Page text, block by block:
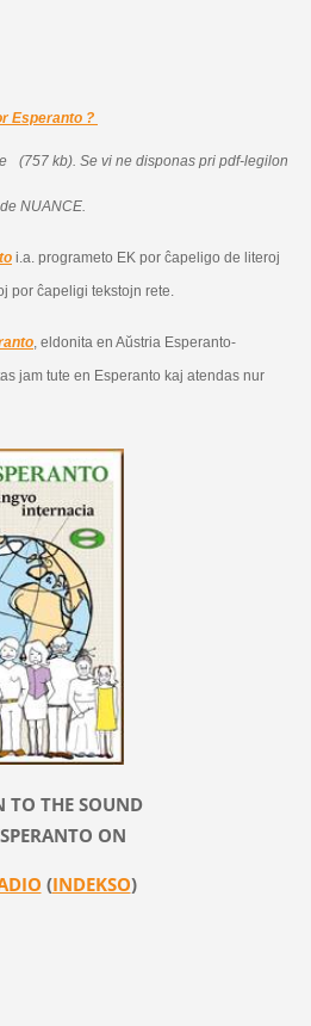
Esperanto ?
(757 kb). Se vi ne disponas pri pdf-legilon
NUANCE.
i.a. programeto EK por ĉapeligo de literoj
por ĉapeligi tekstojn rete.
, eldonita en Aŭstria Esperanto-
jam tute en Esperanto kaj atendas nur
TO THE SOUND
ON
(INDEKSO)